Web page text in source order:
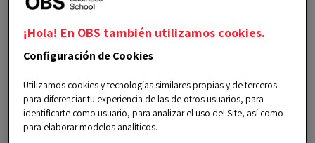
Objetivos
¡Hola! En OBS también utilizamos cookies.
Configuración de Cookies
Utilizamos cookies y tecnologías similares propias y de terceros
para diferenciar tu experiencia de las de otros usuarios, para
identificarte como usuario, para analizar el uso del Site, así como
para elaborar modelos analíticos.